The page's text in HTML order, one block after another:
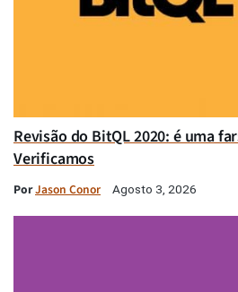
Revisão do BitQL 2020: é uma
Verificamos
PorJason Conor Agosto 3, 2026